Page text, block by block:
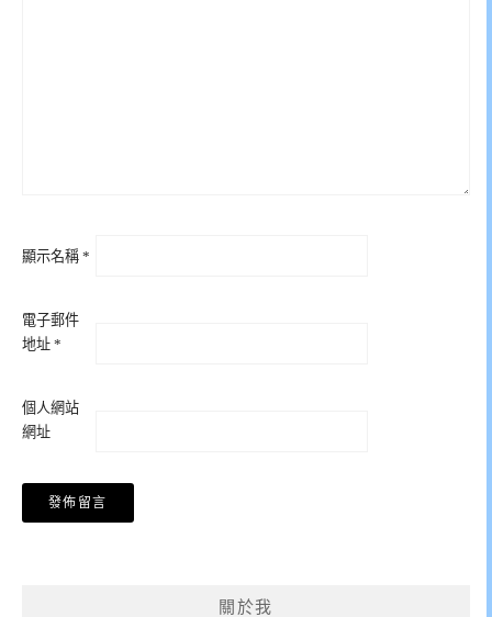
顯示名稱 *
電子郵件
地址 *
個人網站
網址
關於我